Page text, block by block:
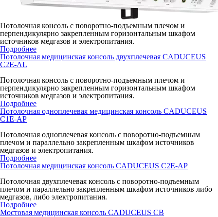
Потолочная консоль с поворотно-подъемным плечом и
перпендикулярно закрепленным горизонтальным шкафом
источников медгазов и электропитания.
Подробнее
Потолочная медицинская консоль двухплечевая CADUCEUS
C2E-AL
Потолочная консоль с поворотно-подъемным плечом и
перпендикулярно закрепленным горизонтальным шкафом
источников медгазов и электропитания.
Подробнее
Потолочная одноплечевая медицинская консоль CADUCEUS
C1E-AP
Потолочная одноплечевая консоль с поворотно-подъемным
плечом и параллельно закрепленным шкафом источников
медгазов и электропитания.
Подробнее
Потолочная медицинская консоль CADUCEUS C2E-AP
Потолочная двухплечевая консоль с поворотно-подъемным
плечом и параллельно закрепленным шкафом источников либо
медгазов, либо электропитания.
Подробнее
Мостовая медицинская консоль CADUCEUS CB